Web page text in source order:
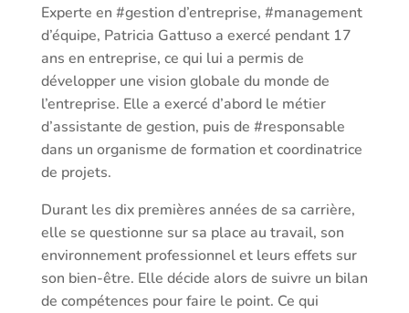
Experte en #gestion d’entreprise, #management
d’équipe, Patricia Gattuso a exercé pendant 17
ans en entreprise, ce qui lui a permis de
développer une vision globale du monde de
l’entreprise. Elle a exercé d’abord le métier
d’assistante de gestion, puis de #responsable
dans un organisme de formation et coordinatrice
de projets.
Durant les dix premières années de sa carrière,
elle se questionne sur sa place au travail, son
environnement professionnel et leurs effets sur
son bien-être. Elle décide alors de suivre un bilan
de compétences pour faire le point. Ce qui